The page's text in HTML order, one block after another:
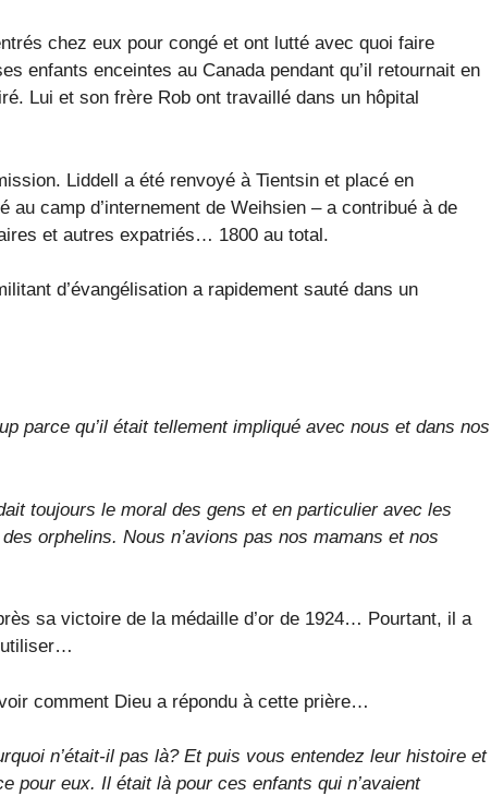
chez eux pour congé et ont lutté avec quoi faire
enfants enceintes au Canada pendant qu’il retournait en
Lui et son frère Rob ont travaillé dans un hôpital
Liddell a été renvoyé à Tientsin et placé en
camp d’internement de Weihsien – a contribué à de
et autres expatriés… 1800 au total.
d’évangélisation a rapidement sauté dans un
parce qu’il était tellement impliqué avec nous et dans nos
toujours le moral des gens et en particulier avec les
orphelins. Nous n’avions pas nos mamans et nos
sa victoire de la médaille d’or de 1924… Pourtant, il a
comment Dieu a répondu à cette prière…
n’était-il pas là? Et puis vous entendez leur histoire et
pour eux. Il était là pour ces enfants qui n’avaient